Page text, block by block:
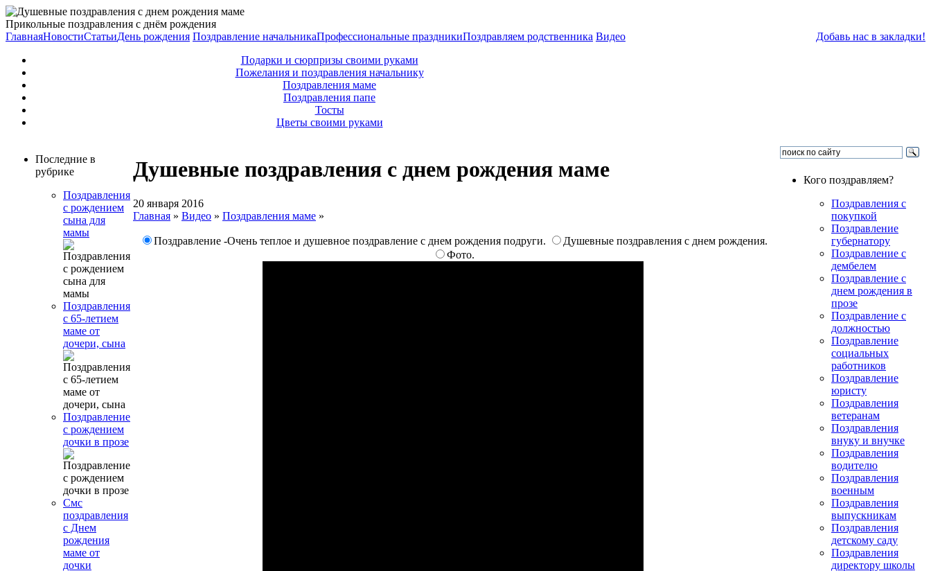
Прикольные поздравления с днём рождения
ГлавнаяНовостиСтатьиДень рождения Поздравление начальникаПрофессиональные праздникиПоздравляем родственника Видео
Подарки и сюрпризы своими руками
Пожелания и поздравления начальнику
Поздравления маме
Поздравления папе
Тосты
Цветы своими руками
Добавь нас в закладки!
Последние в
рубрике
Поздравления
с рождением
сына для
мамы
Поздравления
с 65-летием
маме от
дочери, сына
Поздравление
с рождением
дочки в прозе
Смс
поздравления
с Днем
рождения
маме от
дочки
Душевные поздравления с днем рождения маме
20 января 2016
Главная » Видео » Поздравления маме »
Поздравление -Очень теплое и душевное поздравление с днем рождения подруги.
Душевные поздравления с днем рождения.
Фото.
Кого поздравляем?
Поздравления с
покупкой
Поздравление
губернатору
Поздравление с
дембелем
Поздравление с
днем рождения в
прозе
Поздравление с
должностью
Поздравление
социальных
работников
Поздравление
юристу
Поздравления
ветеранам
Поздравления
внуку и внучке
Поздравления
водителю
Поздравления
военным
Поздравления
выпускникам
Поздравления
детскому саду
Поздравления
директору школы